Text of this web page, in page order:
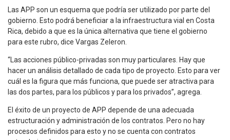
Las APP son un esquema que podría ser utilizado por parte del
gobierno. Esto podrá beneficiar a la infraestructura vial en Costa
Rica, debido a que es la única alternativa que tiene el gobierno
para este rubro, dice Vargas Zeleron.
“Las acciones público-privadas son muy particulares. Hay que
hacer un análisis detallado de cada tipo de proyecto. Esto para ver
cuál es la figura que más funciona, que puede ser atractiva para
las dos partes, para los públicos y para los privados”, agrega.
El éxito de un proyecto de APP depende de una adecuada
estructuración y administración de los contratos. Pero no hay
procesos definidos para esto y no se cuenta con contratos